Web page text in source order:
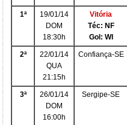
1ª
19/01/14
DOM
18:30h
Vitória
Téc: NF
Gol: WI
2ª
22/01/14
QUA
21:15h
Confiança-SE
3ª
26/01/14
DOM
16:00h
Sergipe-SE